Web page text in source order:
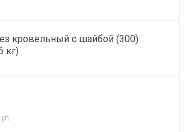
кровельный с шайбой (300)
кг)